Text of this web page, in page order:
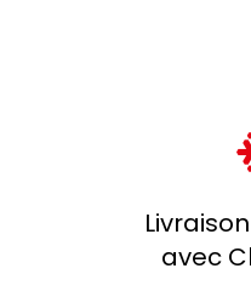
avec